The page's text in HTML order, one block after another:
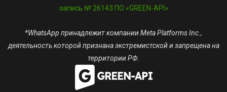
запись № 26143 ПО «GREEN-API»
*WhatsApp принадлежит компании Meta Platforms Inc.,
деятельность которой признана экстремистской и запрещена на
территории РФ.